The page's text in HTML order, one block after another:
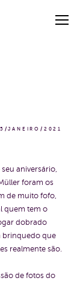
JANEIRO/2021
aniversário,
foram os
de muito fofo,
quem tem o
dobrado
brinquedo que
realmente são.
de fotos do